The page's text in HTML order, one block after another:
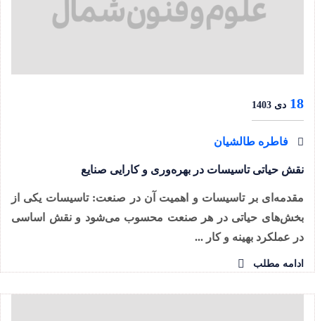
18 دی 1403
فاطره طالشیان
نقش حیاتی تاسیسات در بهره‌وری و کارایی صنایع
مقدمه‌ای بر تاسیسات و اهمیت آن در صنعت: تاسیسات یکی از
بخش‌های حیاتی در هر صنعت محسوب می‌شود و نقش اساسی
در عملکرد بهینه و کار ...
ادامه مطلب